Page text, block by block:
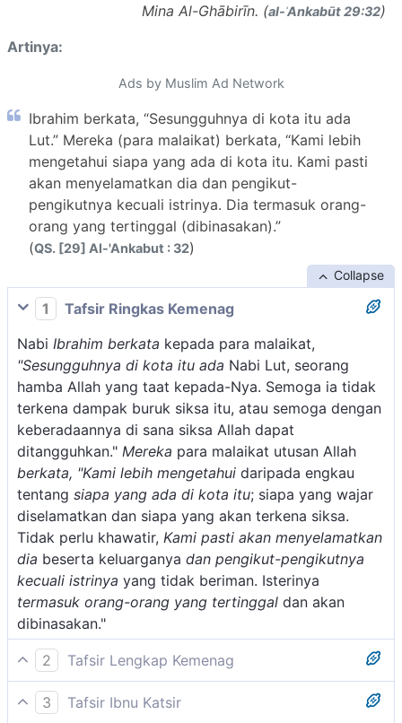
Mina Al-Ghābirīn. (al-ʿAnkabūt 29:32)
Artinya:
Ads by Muslim Ad Network
Ibrahim berkata, “Sesungguhnya di kota itu ada
Lut.” Mereka (para malaikat) berkata, “Kami lebih
mengetahui siapa yang ada di kota itu. Kami pasti
akan menyelamatkan dia dan pengikut-
pengikutnya kecuali istrinya. Dia termasuk orang-
orang yang tertinggal (dibinasakan).”
(QS. [29] Al-'Ankabut : 32)
Collapse
1
Tafsir Ringkas Kemenag
Nabi Ibrahim berkata kepada para malaikat,
"Sesungguhnya di kota itu ada Nabi Lut, seorang
hamba Allah yang taat kepada-Nya. Semoga ia tidak
terkena dampak buruk siksa itu, atau semoga dengan
keberadaannya di sana siksa Allah dapat
ditangguhkan." Mereka para malaikat utusan Allah
berkata, "Kami lebih mengetahui daripada engkau
tentang siapa yang ada di kota itu; siapa yang wajar
diselamatkan dan siapa yang akan terkena siksa.
Tidak perlu khawatir, Kami pasti akan menyelamatkan
dia beserta keluarganya dan pengikut-pengikutnya
kecuali istrinya yang tidak beriman. Isterinya
termasuk orang-orang yang tertinggal dan akan
dibinasakan."
2
Tafsir Lengkap Kemenag
Ibrahim merasa khawatir dan cemas akan nasib Lut,
karena Lut mungkin akan turut hancur bersama
3
Tafsir Ibnu Katsir